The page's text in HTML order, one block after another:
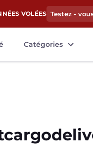
VOLÉES Testez -
Catégories